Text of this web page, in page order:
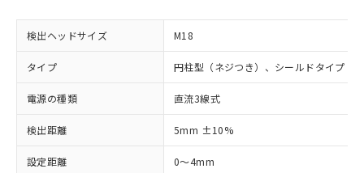
検出ヘッドサイズ M18
タイプ 円柱型（ネジつき）、シールドタイプ
電源の種類 直流3線式
検出距離 5mm ±10%
設定距離 0～4mm